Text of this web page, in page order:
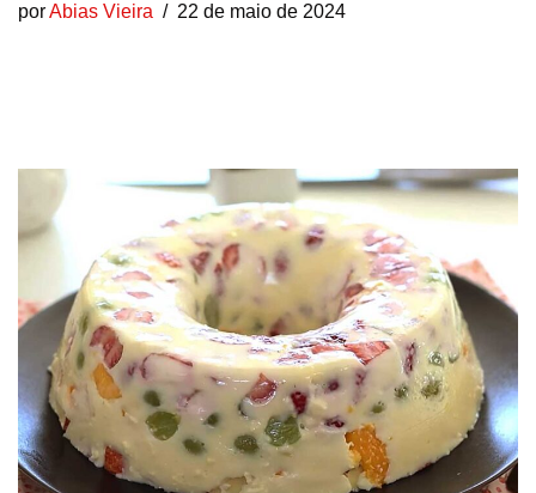
porAbias Vieira 22 de maio de 2024